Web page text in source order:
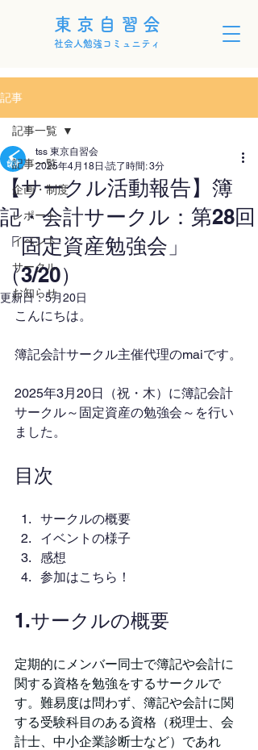
東京自習会
社会人勉強コミュニティ
記事
記事一覧
企画・制度
レポート
イベント
サークル
お知らせ
記事一覧
【サークル活動報告】簿
記・会計サークル：第28回
「固定資産勉強会」
（3/20）
tss 東京自習会
2025年4月18日 読了時間: 3分
更新日：5月20日
こんにちは。
簿記会計サークル主催代理のmaiです。
2025年3月20日（祝・木）に簿記会計
サークル～固定資産の勉強会～を行い
ました。
目次
サークルの概要
イベントの様子
感想
参加はこちら！
1.サークルの概要
定期的にメンバー同士で簿記や会計に
関する資格を勉強をするサークルで
す。難易度は問わず、簿記や会計に関
する受験科目のある資格（税理士、会
計士、中小企業診断士など）であれ